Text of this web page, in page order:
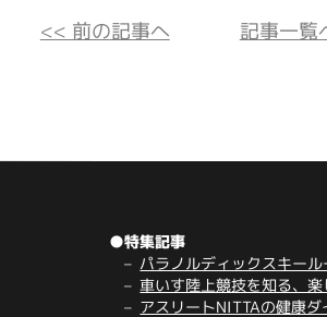
<< 前の記事へ 記事一覧
●特集記事
パラノルディックスキール
車いす陸上競技を知る、楽
アスリートNITTAの健康ダ